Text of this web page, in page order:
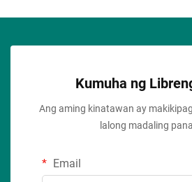
Kumuha ng
Ang aming kinatawan ay
lalong madaling
Email